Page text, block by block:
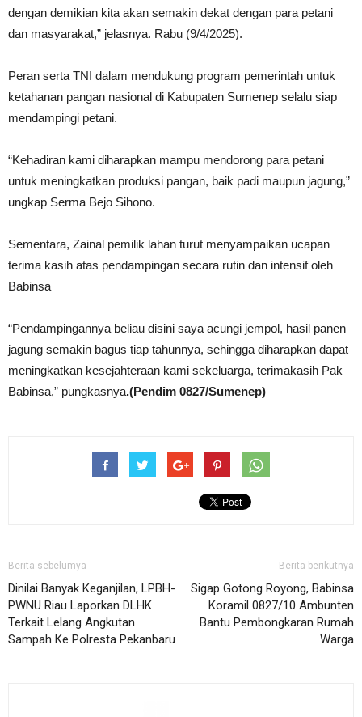
dengan demikian kita akan semakin dekat dengan para petani
dan masyarakat,” jelasnya. Rabu (9/4/2025).
Peran serta TNI dalam mendukung program pemerintah untuk
ketahanan pangan nasional di Kabupaten Sumenep selalu siap
mendampingi petani.
“Kehadiran kami diharapkan mampu mendorong para petani
untuk meningkatkan produksi pangan, baik padi maupun jagung,”
ungkap Serma Bejo Sihono.
Sementara, Zainal pemilik lahan turut menyampaikan ucapan
terima kasih atas pendampingan secara rutin dan intensif oleh
Babinsa
“Pendampingannya beliau disini saya acungi jempol, hasil panen
jagung semakin bagus tiap tahunnya, sehingga diharapkan dapat
meningkatkan kesejahteraan kami sekeluarga, terimakasih Pak
Babinsa,” pungkasnya.(Pendim 0827/Sumenep)
Berita sebelumya
Dinilai Banyak Keganjilan, LPBH-
PWNU Riau Laporkan DLHK
Terkait Lelang Angkutan
Sampah Ke Polresta Pekanbaru
Berita berikutnya
Sigap Gotong Royong, Babinsa
Koramil 0827/10 Ambunten
Bantu Pembongkaran Rumah
Warga